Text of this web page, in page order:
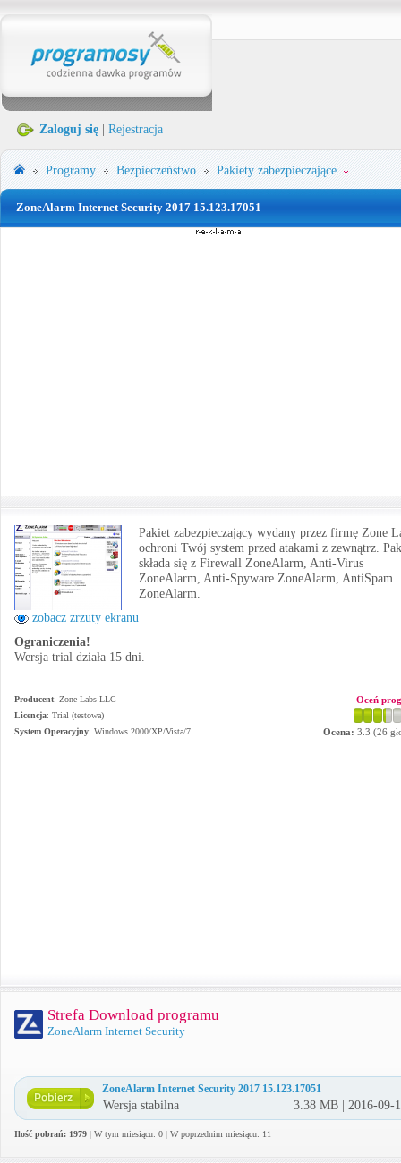
Zaloguj się Rejestracja
Programy Bezpieczeństwo Pakiety zabezpieczające
ZoneAlarm Internet Security 2017 15.123.17051
zobacz zrzuty ekranu
Pakiet zabezpieczający wydany przez firmę Zone
ochroni Twój system przed atakami z zewnątrz.
składa się z Firewall ZoneAlarm, Anti-Virus
ZoneAlarm, Anti-Spyware ZoneAlarm, AntiSpam
ZoneAlarm.
Ograniczenia!
Wersja trial działa 15 dni.
Producent: Zone Labs LLC
Licencja: Trial (testowa)
System Operacyjny: Windows 2000/XP/Vista/7
Oceń
Ocena: 3.3 (26
Strefa Download programu
ZoneAlarm Internet Security
ZoneAlarm Internet Security 2017 15.123.17051
Wersja stabilna 3.38 MB | 2016-09-
Ilość pobrań: 1979 | W tym miesiącu: 0 | W poprzednim miesiącu: 11